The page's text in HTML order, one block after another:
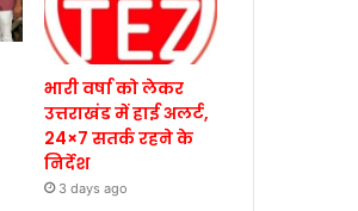
भारी वर्षा को लेकर
उत्तराखंड में हाई अलर्ट,
24×7 सतर्क रहने के
निर्देश
3 days ago